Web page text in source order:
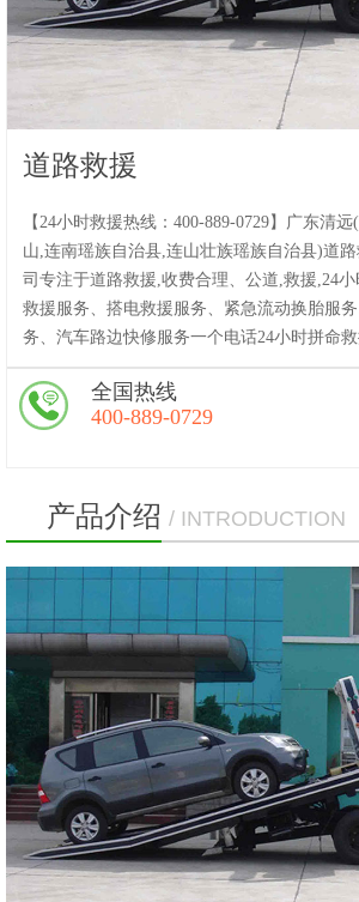
道路救援
【24小时救援热线：400-889-0729】广东清
山,连南瑶族自治县,连山壮族瑶族自治县)道
司专注于道路救援,收费合理、公道,救援,24
救援服务、搭电救援服务、紧急流动换胎服
务、汽车路边快修服务一个电话24小时拼命
全国热线
400-889-0729
产品介绍 / INTRODUCTION